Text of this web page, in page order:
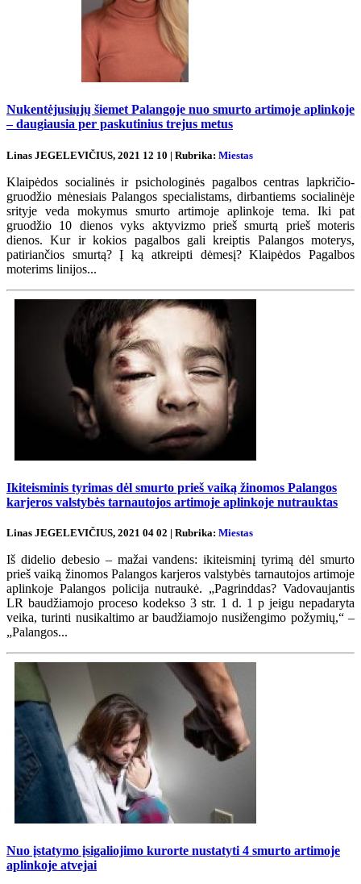
Nukentėjusiųjų šiemet Palangoje nuo smurto artimoje aplinkoje
– daugiausia per paskutinius trejus metus
Linas JEGELEVIČIUS, 2021 12 10 | Rubrika: Miestas
Klaipėdos socialinės ir psichologinės pagalbos centras lapkričio-
gruodžio mėnesiais Palangos specialistams, dirbantiems socialinėje
srityje veda mokymus smurto artimoje aplinkoje tema. Iki pat
gruodžio 10 dienos vyks aktyvizmo prieš smurtą prieš moteris
dienos. Kur ir kokios pagalbos gali kreiptis Palangos moterys,
patiriančios smurtą? Į ką atkreipti dėmesį? Klaipėdos Pagalbos
moterims linijos...
Ikiteisminis tyrimas dėl smurto prieš vaiką žinomos Palangos
karjeros valstybės tarnautojos artimoje aplinkoje nutrauktas
Linas JEGELEVIČIUS, 2021 04 02 | Rubrika: Miestas
Iš didelio debesio – mažai vandens: ikiteisminį tyrimą dėl smurto
prieš vaiką žinomos Palangos karjeros valstybės tarnautojos artimoje
aplinkoje Palangos policija nutraukė. „Pagrinddas? Vadovaujantis
LR baudžiamojo proceso kodekso 3 str. 1 d. 1 p jeigu nepadaryta
veika, turinti nusikaltimo ar baudžiamojo nusižengimo požymių,“ –
„Palangos...
Nuo įstatymo įsigaliojimo kurorte nustatyti 4 smurto artimoje
aplinkoje atvejai